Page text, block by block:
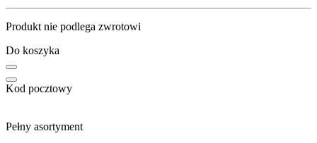
Produkt nie podlega zwrotowi
Do koszyka
Kod pocztowy
Pełny asortyment